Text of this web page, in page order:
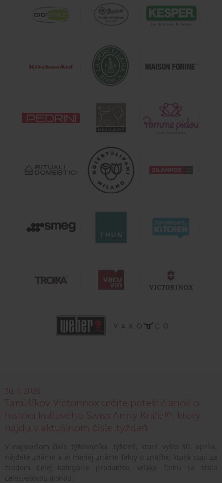
30. 4. 2026
Fanúšikov Victorinox určite poteší článok o
histórii kultového Swiss Army Knife™, ktorý
nájdu v aktuálnom čísle .týždeň